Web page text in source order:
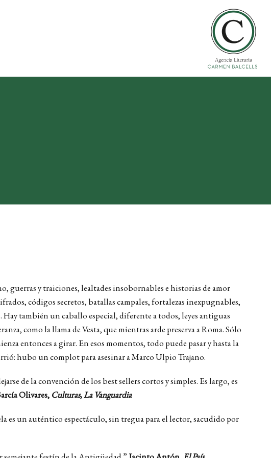
guerras y traiciones, lealtades insobornables e historias de amor
códigos secretos, batallas campales, fortalezas inexpugnables,
también un caballo especial, diferente a todos, leyes antiguas
como la llama de Vesta, que mientras arde preserva a Roma. Sólo
entonces a girar. En esos momentos, todo puede pasar y hasta la
hubo un complot para asesinar a Marco Ulpio Trajano.
de la convención de los best sellers cortos y simples. Es largo, es
Olivares, Culturas, La Vanguardia
es un auténtico espectáculo, sin tregua para el lector, sacudido por